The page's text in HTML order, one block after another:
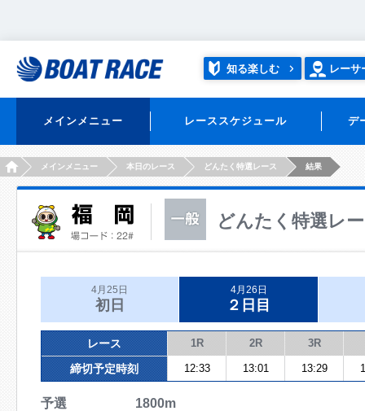
知る楽しむ レーサ
メインメニュー レーススケジュール デ
HOMEメインメニュー 本日のレース どんたく特選レース 結果
どんたく特選レ
4月25日
初日
4月26日
２日目
レース 1R 2R 3R
締切予定時刻 12:33 13:01 13:29
予選 1800m